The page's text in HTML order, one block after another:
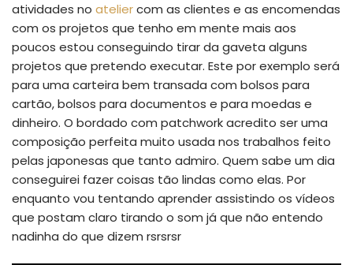
atividades no ateliercom as clientes e as encomendas
com os projetos que tenho em mente mais aos
poucos estou conseguindo tirar da gaveta alguns
projetos que pretendo executar. Este por exemplo será
para uma carteira bem transada com bolsos para
cartão, bolsos para documentos e para moedas e
dinheiro. O bordado com patchwork acredito ser uma
composição perfeita muito usada nos trabalhos feito
pelas japonesas que tanto admiro. Quem sabe um dia
conseguirei fazer coisas tão lindas como elas. Por
enquanto vou tentando aprender assistindo os vídeos
que postam claro tirando o som já que não entendo
nadinha do que dizem rsrsrsr